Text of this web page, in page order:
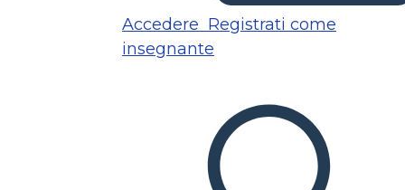
Accedere Registrati come
insegnante